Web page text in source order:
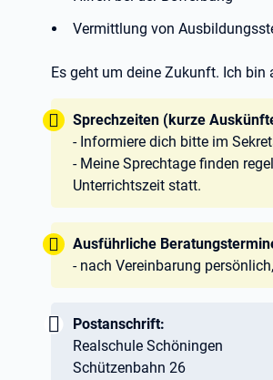
Vermittlung von
Es geht um deine Zukunft. Ich
Tipp:
Sprechzeiten (kurze
- Informiere dich bitte im
- Meine Sprechtage finden
Unterrichtszeit statt.
Tipp:
Ausführliche
- nach Vereinbarung
Wichtig:
Postanschrift:
Realschule Schöningen
Schützenbahn 26